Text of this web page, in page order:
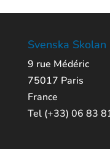
Svenska Skolan
9 rue Médéric
75017 Paris
France
Tel (+33) 06 83